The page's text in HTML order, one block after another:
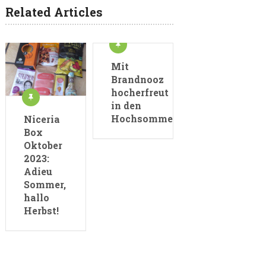
Related Articles
Niceria
Box
Oktober
2023:
Adieu
Sommer,
hallo
Herbst!
Mit
Brandnooz
hocherfreut
in den
Hochsommer